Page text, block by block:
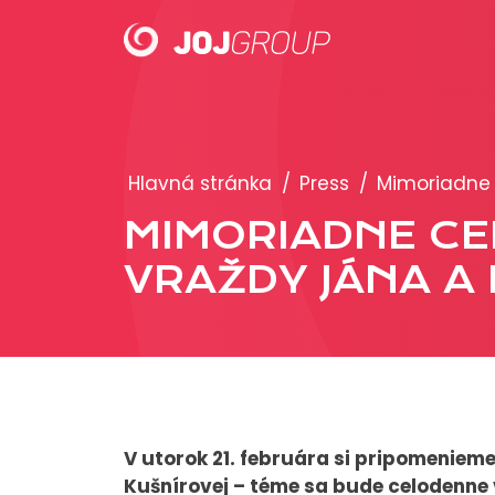
Produkty
Hlavná stránka / Press /
MIMORIADNE
VRAŽDY JÁNA A
V utorok 21. februára si
Kušnírovej – téme sa bude